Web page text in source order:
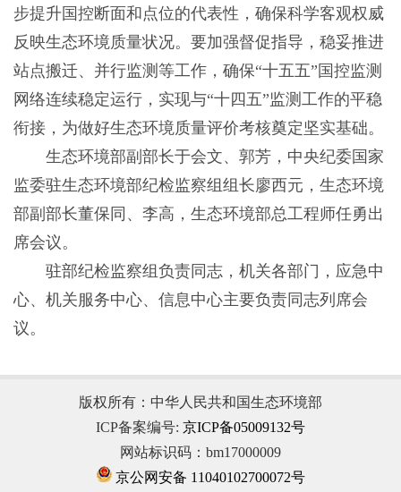
步提升国控断面和点位的代表性，确保科学客观权威
反映生态环境质量状况。要加强督促指导，稳妥推进
站点搬迁、并行监测等工作，确保“十五五”国控监测
网络连续稳定运行，实现与“十四五”监测工作的平稳
衔接，为做好生态环境质量评价考核奠定坚实基础。
生态环境部副部长于会文、郭芳，中央纪委国家
监委驻生态环境部纪检监察组组长廖西元，生态环境
部副部长董保同、李高，生态环境部总工程师任勇出
席会议。
驻部纪检监察组负责同志，机关各部门，应急中
心、机关服务中心、信息中心主要负责同志列席会
议。
版权所有：中华人民共和国生态环境部
ICP备案编号: 京ICP备05009132号
网站标识码：bm17000009
京公网安备 11040102700072号